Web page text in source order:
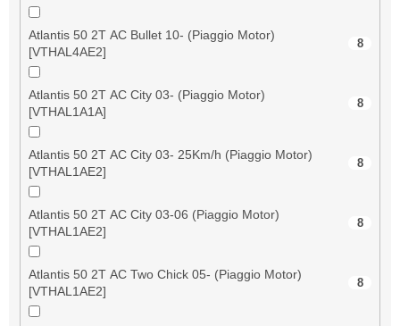
Atlantis 50 2T AC Bullet 10- (Piaggio Motor)
[VTHAL4AE2]
8
Atlantis 50 2T AC City 03- (Piaggio Motor)
[VTHAL1A1A]
8
Atlantis 50 2T AC City 03- 25Km/h (Piaggio Motor)
[VTHAL1AE2]
8
Atlantis 50 2T AC City 03-06 (Piaggio Motor)
[VTHAL1AE2]
8
Atlantis 50 2T AC Two Chick 05- (Piaggio Motor)
[VTHAL1AE2]
8